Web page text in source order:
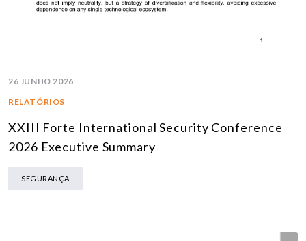
26 JUNHO 2026
RELATÓRIOS
XXIII Forte International Security Conference
2026 Executive Summary
SEGURANÇA